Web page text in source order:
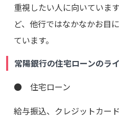
重視したい人に向いていま
ど、他行ではなかなかお目
ています。
常陽銀行の住宅ローンのラ
● 住宅ローン
給与振込、クレジットカー